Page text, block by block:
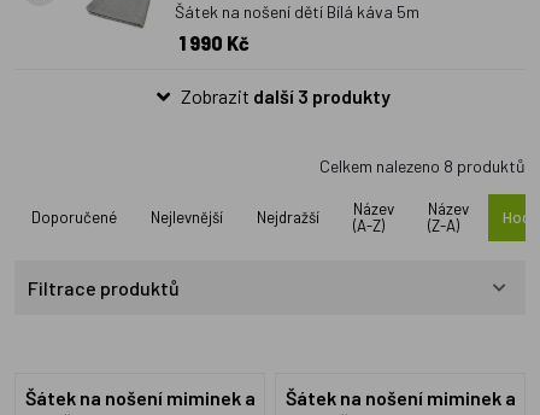
Šátek na nošení dětí Bílá káva 5m
1 990 Kč
Zobrazit další 3 produkty
Celkem nalezeno 8 produktů
Doporučené Nejlevnější Nejdražší
Název
(A-Z)
Název
(Z-A)
Filtrace produktů
Šátek na nošení miminek a
Šátek na nošení miminek a